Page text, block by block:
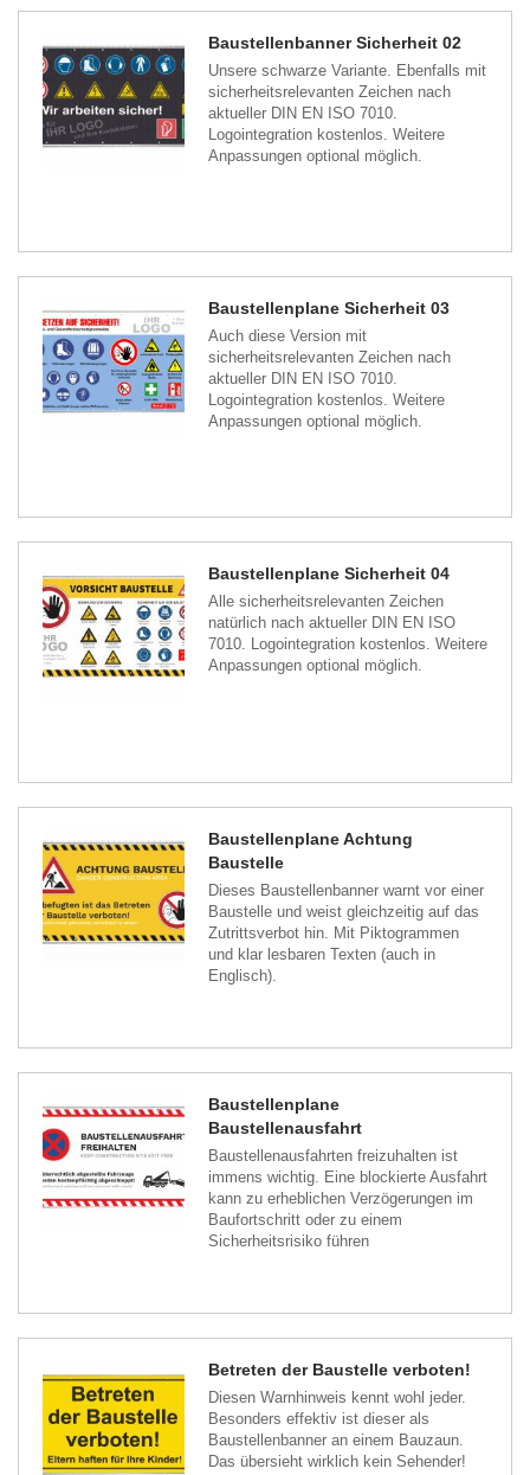
Baustellenbanner Sicherheit 02
Unsere schwarze Variante. Ebenfalls mit
sicherheitsrelevanten Zeichen nach
aktueller DIN EN ISO 7010.
Logointegration kostenlos. Weitere
Anpassungen optional möglich.
Baustellenplane Sicherheit 03
Auch diese Version mit
sicherheitsrelevanten Zeichen nach
aktueller DIN EN ISO 7010.
Logointegration kostenlos. Weitere
Anpassungen optional möglich.
Baustellenplane Sicherheit 04
Alle sicherheitsrelevanten Zeichen
natürlich nach aktueller DIN EN ISO
7010. Logointegration kostenlos. Weitere
Anpassungen optional möglich.
Baustellenplane Achtung
Baustelle
Dieses Baustellenbanner warnt vor einer
Baustelle und weist gleichzeitig auf das
Zutrittsverbot hin. Mit Piktogrammen
und klar lesbaren Texten (auch in
Englisch).
Baustellenplane
Baustellenausfahrt
Baustellenausfahrten freizuhalten ist
immens wichtig. Eine blockierte Ausfahrt
kann zu erheblichen Verzögerungen im
Baufortschritt oder zu einem
Sicherheitsrisiko führen
Betreten der Baustelle verboten!
Diesen Warnhinweis kennt wohl jeder.
Besonders effektiv ist dieser als
Baustellenbanner an einem Bauzaun.
Das übersieht wirklich kein Sehender!